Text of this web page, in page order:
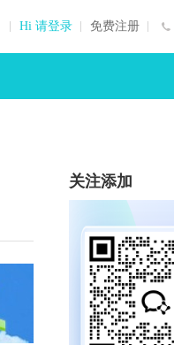
Hi 请登录 免费注册
关注添加